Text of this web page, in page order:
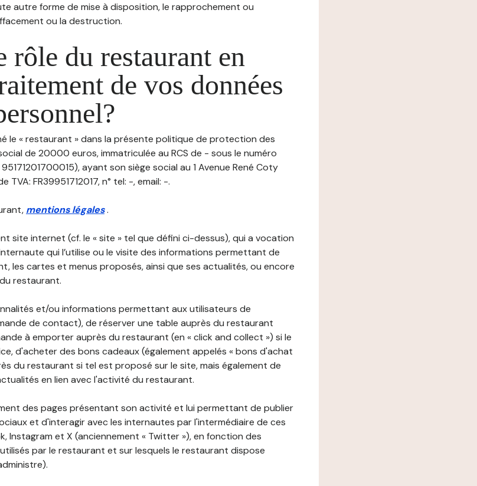
autre forme de mise à disposition, le rapprochement ou
ou la destruction.
rôle du restaurant en
de vos données
le « restaurant » dans la présente politique de protection des
de 20000 euros, immatriculée au RCS de - sous le numéro
ayant son siège social au 1 Avenue René Coty
FR39951712017, n° tel: -, email: -.
mentions légales.
site internet (cf. le « site » tel que défini ci-dessus), qui a vocation
qui l’utilise ou le visite des informations permettant de
les cartes et menus proposés, ainsi que ses actualités, ou encore
restaurant.
et/ou informations permettant aux utilisateurs de
de contact), de réserver une table auprès du restaurant
à emporter auprès du restaurant (en « click and collect ») si le
d'acheter des bons cadeaux (également appelés « bons d'achat
du restaurant si tel est proposé sur le site, mais également de
en lien avec l'activité du restaurant.
des pages présentant son activité et lui permettant de publier
et d'interagir avec les internautes par l'intermédiaire de ces
Instagram et X (anciennement « Twitter »), en fonction des
par le restaurant et sur lesquels le restaurant dispose